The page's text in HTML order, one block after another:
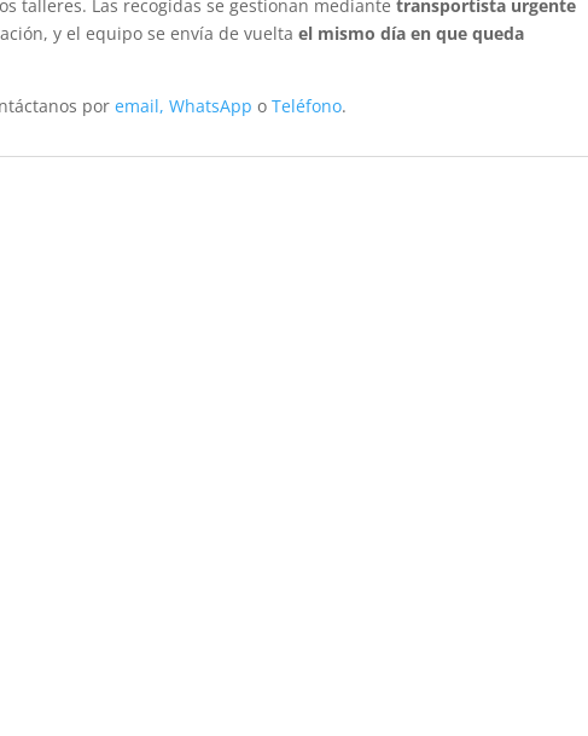
talleres. Las recogidas se gestionan mediantetransportista urgente
y el equipo se envía de vueltael mismo día en que queda
poremail,WhatsApp oTeléfono.